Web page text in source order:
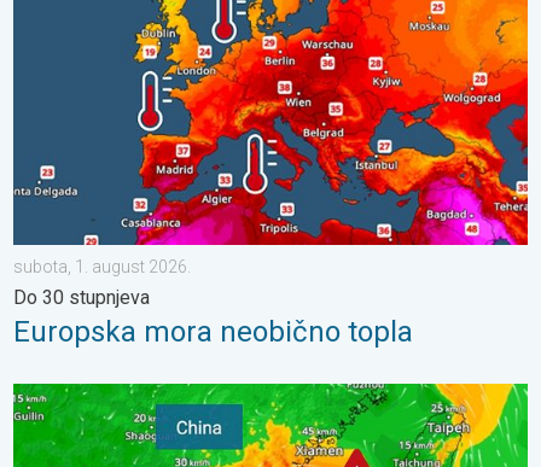
subota, 1. august 2026.
Do 30 stupnjeva
Europska mora neobično topla
Upozorenje na tajfun za Kinu. Do 500 litara kiše. . . petak, 24.